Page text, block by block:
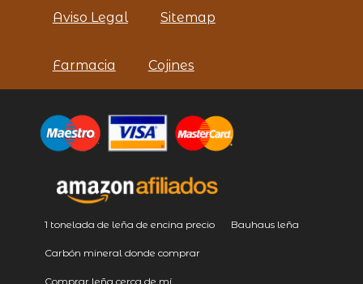
Aviso Legal Sitemap
Farmacia Cojines
1 tonelada de leña de encina precio Bauhaus leña
Carbón mineral donde comprar
Comprar leña cerca de mí